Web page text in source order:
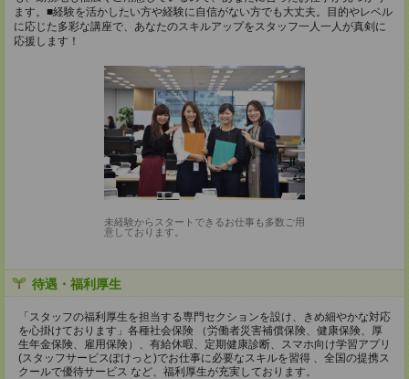
ます。■経験を活かしたい方や経験に自信がない方でも大丈夫。目的やレベル
に応じた多彩な講座で、あなたのスキルアップをスタッフ一人一人が真剣に
応援します！
未経験からスタートできるお仕事も多数ご用
意しております。
待遇・福利厚生
「スタッフの福利厚生を担当する専門セクションを設け、きめ細やかな対応
を心掛けております」各種社会保険 （労働者災害補償保険、健康保険、厚
生年金保険、雇用保険）、有給休暇、定期健康診断、スマホ向け学習アプリ
(スタッフサービスぽけっと)でお仕事に必要なスキルを習得 、全国の提携ス
クールで優待サービス など、福利厚生が充実しております。